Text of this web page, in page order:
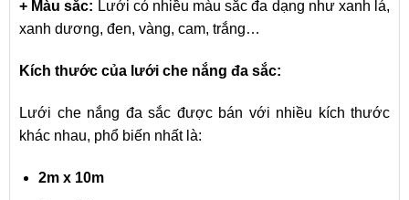
+ Màu sắc: Lưới có nhiều màu sắc đa dạng như xanh lá,
xanh dương, đen, vàng, cam, trắng…
Kích thước của lưới che nắng đa sắc:
Lưới che nắng đa sắc được bán với nhiều kích thước
khác nhau, phổ biến nhất là:
2m x 10m